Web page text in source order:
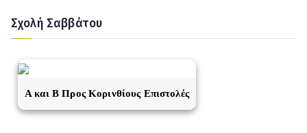
Σχολή Σαββάτου
A και Β Προς Κορινθίους Επιστολές